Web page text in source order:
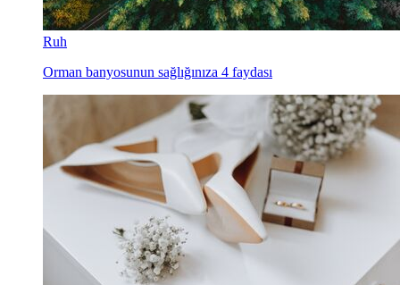
Ruh
Orman banyosunun sağlığınıza 4 faydası